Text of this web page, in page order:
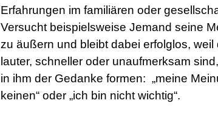
Erfahrungen im familiären oder
Versucht beispielsweise Jemand seine
zu äußern und bleibt dabei erfolglos, weil
lauter, schneller oder unaufmerksam
in ihm der Gedanke formen: „meine
keinen“ oder „ich bin nicht wichtig“.